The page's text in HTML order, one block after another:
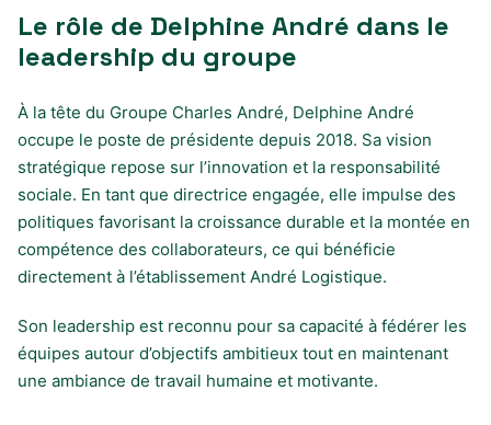
Le rôle de Delphine André dans le
leadership du groupe
À la tête du Groupe Charles André, Delphine André
occupe le poste de présidente depuis 2018. Sa vision
stratégique repose sur l’innovation et la responsabilité
sociale. En tant que directrice engagée, elle impulse des
politiques favorisant la croissance durable et la montée en
compétence des collaborateurs, ce qui bénéficie
directement à l’établissement André Logistique.
Son leadership est reconnu pour sa capacité à fédérer les
équipes autour d’objectifs ambitieux tout en maintenant
une ambiance de travail humaine et motivante.